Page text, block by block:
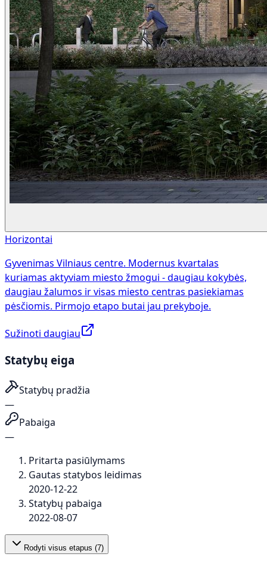
Horizontai
Gyvenimas Vilniaus centre. Modernus kvartalas
kuriamas aktyviam miesto žmogui - daugiau kokybės,
daugiau žalumos ir visas miesto centras pasiekiamas
pėsčiomis. Pirmojo etapo butai jau prekyboje.
Sužinoti daugiau
Statybų eiga
Statybų pradžia
—
Pabaiga
—
Pritarta pasiūlymams
Gautas statybos leidimas
2020-12-22
Statybų pabaiga
2022-08-07
Rodyti visus etapus (7)